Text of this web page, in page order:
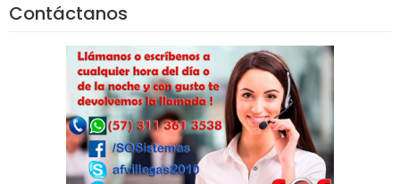
Contáctanos